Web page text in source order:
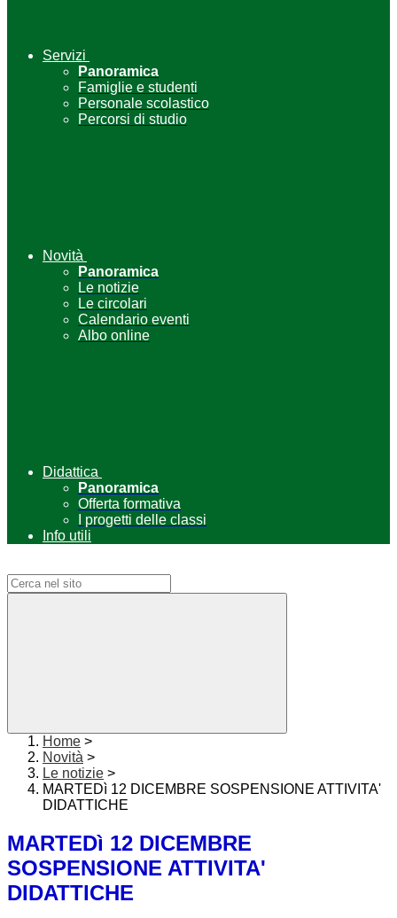
Servizi
Panoramica
Famiglie e studenti
Personale scolastico
Percorsi di studio
Novità
Panoramica
Le notizie
Le circolari
Calendario eventi
Albo online
Didattica
Panoramica
Offerta formativa
I progetti delle classi
Info utili
Home >
Novità >
Le notizie >
MARTEDì 12 DICEMBRE SOSPENSIONE ATTIVITA'
DIDATTICHE
MARTEDì 12 DICEMBRE
SOSPENSIONE ATTIVITA'
DIDATTICHE